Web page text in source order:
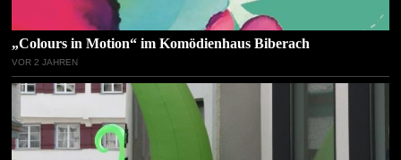
„Colours in Motion“ im Komödienhaus Biberach
VOR 2 JAHREN